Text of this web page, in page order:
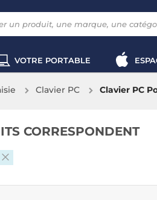
VOTRE PORTABLE
Clavier PC Clavier PC
CORRESPONDENT